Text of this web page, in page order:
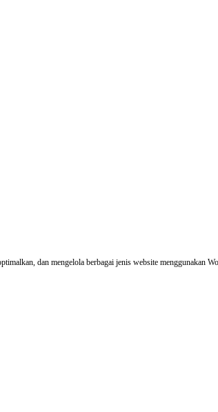
dan mengelola berbagai jenis website menggunakan